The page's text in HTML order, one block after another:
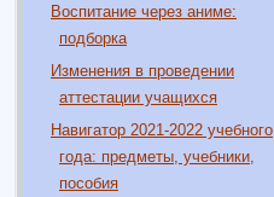
Воспитание через аниме:
подборка
Изменения в проведении
аттестации учащихся
Навигатор 2021-2022 учебного
года: предметы, учебники,
пособия